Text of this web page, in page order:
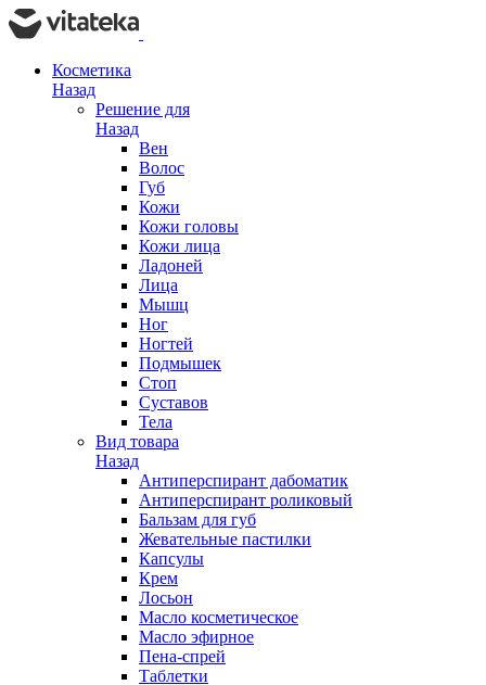
Косметика
Назад
Решение для
Назад
Вен
Волос
Губ
Кожи
Кожи головы
Кожи лица
Ладоней
Лица
Мышц
Ног
Ногтей
Подмышек
Стоп
Суставов
Тела
Вид товара
Назад
Антиперспирант дабоматик
Антиперспирант роликовый
Бальзам для губ
Жевательные пастилки
Капсулы
Крем
Лосьон
Масло косметическое
Масло эфирное
Пена-спрей
Таблетки